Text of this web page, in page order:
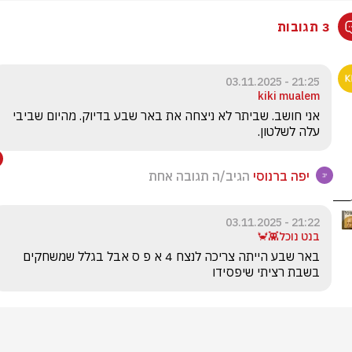
3 תגובות
21:25 - 03.11.2025
kiki mualem
עלה לשלטון.
יפה ברנוסי הגיב/ה תגובה אחת
21:22 - 03.11.2025
בנט נוכל👾🦀
בשבת רציתי שיפסידו